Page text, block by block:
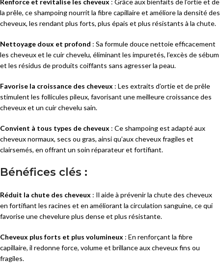
Renforce et revitalise les cheveux : Grâce aux bienfaits de l’ortie et de
la prêle, ce shampoing nourrit la fibre capillaire et améliore la densité des
cheveux, les rendant plus forts, plus épais et plus résistants à la chute.
Nettoyage doux et profond : Sa formule douce nettoie efficacement
les cheveux et le cuir chevelu, éliminant les impuretés, l’excès de sébum
et les résidus de produits coiffants sans agresser la peau.
Favorise la croissance des cheveux : Les extraits d’ortie et de prêle
stimulent les follicules pileux, favorisant une meilleure croissance des
cheveux et un cuir chevelu sain.
Convient à tous types de cheveux : Ce shampoing est adapté aux
cheveux normaux, secs ou gras, ainsi qu’aux cheveux fragiles et
clairsemés, en offrant un soin réparateur et fortifiant.
Bénéfices clés :
Réduit la chute des cheveux : Il aide à prévenir la chute des cheveux
en fortifiant les racines et en améliorant la circulation sanguine, ce qui
favorise une chevelure plus dense et plus résistante.
Cheveux plus forts et plus volumineux : En renforçant la fibre
capillaire, il redonne force, volume et brillance aux cheveux fins ou
fragiles.